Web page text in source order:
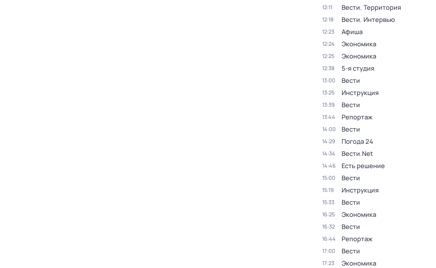
12:11 Вести. Территория
12:18 Вести. Интервью
12:23 Афиша
12:24 Экономика
12:25 Экономика
12:38 5-я студия
13:00 Вести
13:25 Инструкция
13:39 Вести
13:44 Репортаж
14:00 Вести
14:29 Погода 24
14:34 Вести.Net
14:46 Есть решение
15:00 Вести
15:19 Инструкция
15:33 Вести
16:25 Экономика
16:32 Вести
16:44 Репортаж
17:00 Вести
17:23 Экономика